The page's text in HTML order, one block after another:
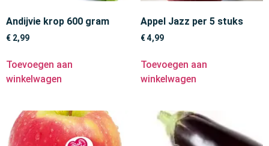
Andijvie krop 600 gram
€ 2,99
Toevoegen aan
winkelwagen
Appel Jazz per 5 stuks
€4,99
Toevoegen aan
winkelwagen